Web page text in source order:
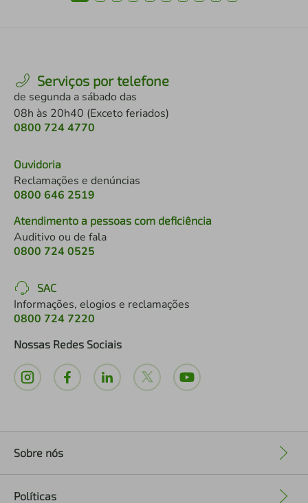
Serviços por telefone
de segunda a sábado das
08h às 20h40 (Exceto feriados)
0800 724 4770
Ouvidoria
Reclamações e denúncias
0800 646 2519
Atendimento a pessoas com deficiência
Auditivo ou de fala
0800 724 0525
SAC
Informações, elogios e reclamações
0800 724 7220
Nossas Redes Sociais
Sobre nós
Políticas